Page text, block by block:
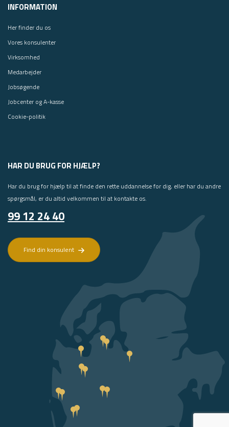
INFORMATION
Her finder du os
Vores konsulenter
Virksomhed
Medarbejder
Jobsøgende
Jobcenter og A-kasse
Cookie-politik
HAR DU BRUG FOR HJÆLP?
Har du brug for hjælp til at finde den rette uddannelse for dig, eller har du andre
spørgsmål, er du altid velkommen til at kontakte os.
99 12 24 40
Find din konsulent